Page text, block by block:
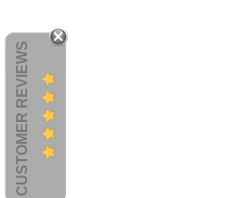
CUSTOMER REVIEWS